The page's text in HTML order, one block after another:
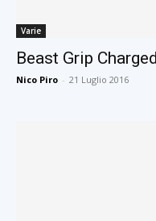
Varie
Beast Grip
Nico Piro - 21 Luglio 2016